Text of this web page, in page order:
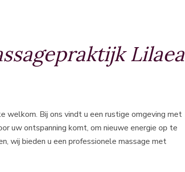
Lilaea
welkom. Bij ons vindt u een rustige omgeving met
uw ontspanning komt, om nieuwe energie op te
wij bieden u een professionele massage met